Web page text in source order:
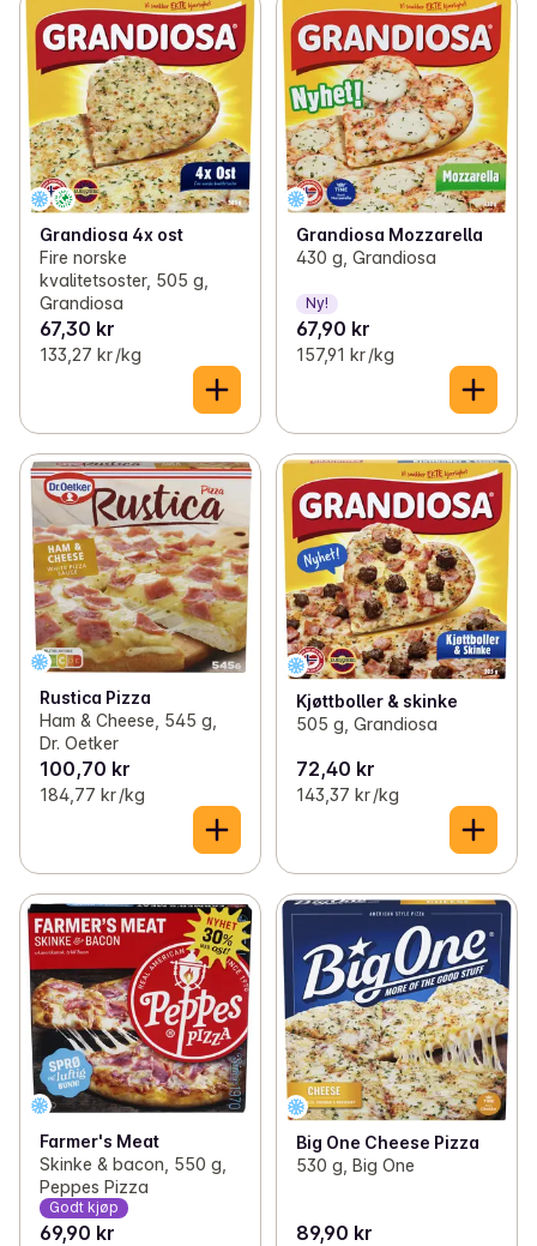
Grandiosa 4x ost
Fire norske
kvalitetsoster, 505 g,
Grandiosa
67,30 kr
133,27 kr /kg
Grandiosa Mozzarella
430 g, Grandiosa
Ny!
67,90 kr
157,91 kr /kg
Rustica Pizza
Ham & Cheese, 545 g,
Dr. Oetker
100,70 kr
184,77 kr /kg
Kjøttboller & skinke
505 g, Grandiosa
72,40 kr
143,37 kr /kg
Farmer's Meat
Skinke & bacon, 550 g,
Peppes Pizza
Godt kjøp
69,90 kr
Big One Cheese Pizza
530 g, Big One
89,90 kr